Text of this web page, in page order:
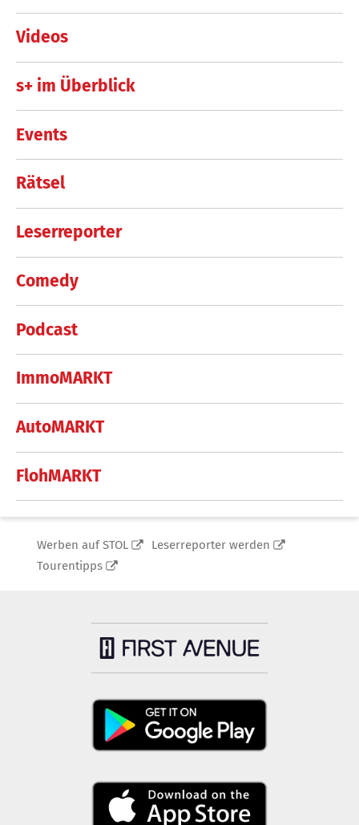
Videos
s+ im Überblick
Events
Rätsel
Leserreporter
Comedy
Podcast
ImmoMARKT
AutoMARKT
FlohMARKT
Werben auf STOL
Leserreporter werden
Tourentipps